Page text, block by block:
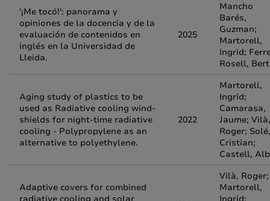
'¡Me tocó!': panorama y
opiniones de la docencia y de la
evaluación de contenidos en
inglés en la Universidad de
Lleida.
2025
Mancho
Barés,
Guzman;
Martorell,
Ingrid;
Rosell,
Aging study of plastics to be
used as Radiative cooling wind-
shields for night-time radiative
cooling - Polypropylene as an
alternative to polyethylene.
2022
Martorell,
Ingrid;
Camarasa,
Jaume; Vilà,
Roger; Solé,
Cristian;
Castell,
Adaptive covers for combined
Vilà, Roger;
Martorell,